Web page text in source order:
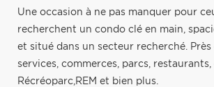
Une occasion à ne pas manquer pour
recherchent un condo clé en main,
et situé dans un secteur recherché. Près
services, commerces, parcs,
Récréoparc,REM et bien plus.